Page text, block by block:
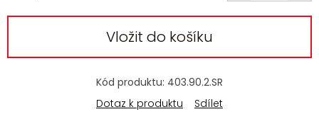
cena:
Vložit do košíku
Kód produktu: 403.90.2.SR
Dotaz k produktu
Sdílet